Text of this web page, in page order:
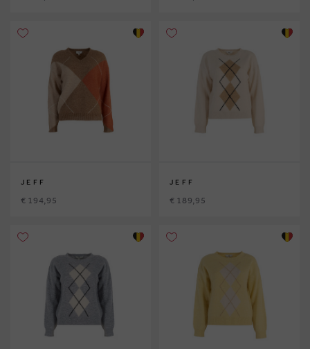
JEFF
€ 194,95
JEFF
€ 189,95